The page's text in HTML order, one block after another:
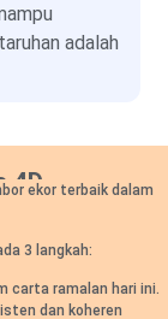
adalah
4Dekor terbaik dalam
3 langkah:
carta ramalan hari ini.
dan koheren